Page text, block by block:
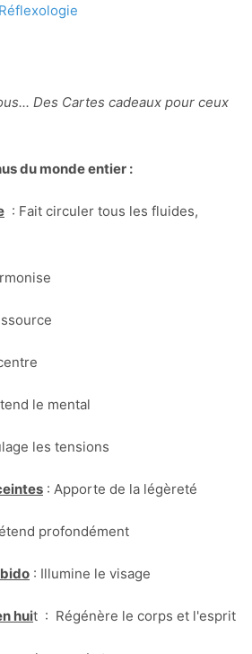
Réflexologie
Des Cartes cadeaux pour ceux
du monde entier :
: Fait circuler tous les fluides,
le mental
les tensions
: Apporte de la légèreté
profondément
: Illumine le visage
huit : Régénère le corps et l'esprit